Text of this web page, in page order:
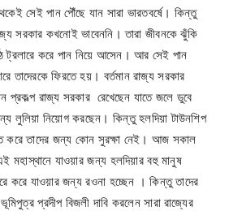
সেই পান পৌঁছে যান সারা ভারতবর্ষে। কিন্তু
সরকার কখনোই ভাবেননি। তারা জীবনকে ঝুঁকি
ট্রলারে করে পান নিয়ে আসেন। আর সেই পান
তাদেরকে ফিরতে হয়। বর্তমান রাজ্য সরকার
প্রকল্প রাজ্য সরকার রেখেছেন যাতে জলে ডুবে
লুলিয়া নিয়োগ করছেন। কিন্তু হলদিয়া টাউনশিপ
করে তাদের জন্য কোন সুরক্ষা নেই। আজ সকাল
মহাস্থানে যাওয়ার জন্য হলদিয়ার বহু মানুষ
করে যাওয়ার জন্য রওনা হচ্ছেন । কিন্তু তাদের
প্রদীপ বিজলী দাবি করলেন সারা রাজ্যের